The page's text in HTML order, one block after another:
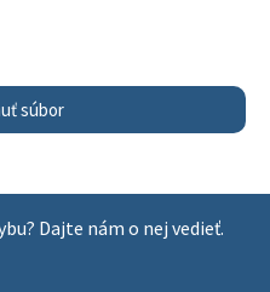
súbor
Dajte nám o nej vedieť.